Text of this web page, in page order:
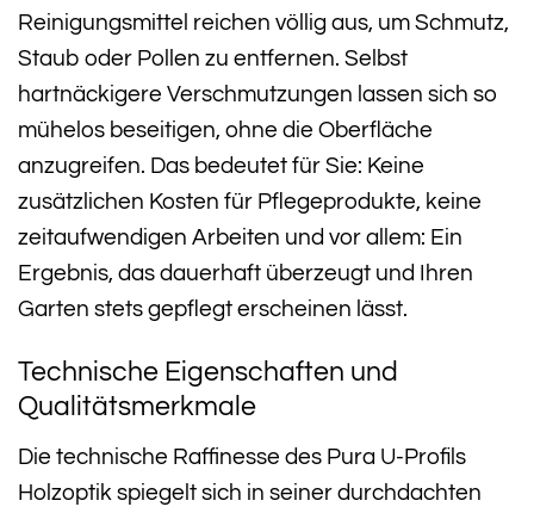
Reinigungsmittel reichen völlig aus, um Schmutz,
Staub oder Pollen zu entfernen. Selbst
hartnäckigere Verschmutzungen lassen sich so
mühelos beseitigen, ohne die Oberfläche
anzugreifen. Das bedeutet für Sie: Keine
zusätzlichen Kosten für Pflegeprodukte, keine
zeitaufwendigen Arbeiten und vor allem: Ein
Ergebnis, das dauerhaft überzeugt und Ihren
Garten stets gepflegt erscheinen lässt.
Technische Eigenschaften und
Qualitätsmerkmale
Die technische Raffinesse des Pura U-Profils
Holzoptik spiegelt sich in seiner durchdachten